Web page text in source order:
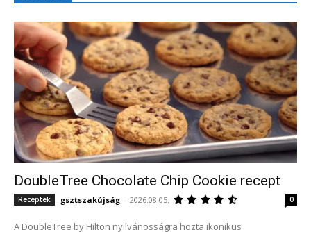
DoubleTree Chocolate Chip Cookie recept
Receptek gsztszakújság - 2026.08.05. 0
A DoubleTree by Hilton nyilvánosságra hozta ikonikus